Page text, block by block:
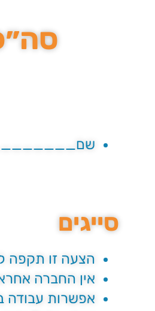
סה״כ
סייגים
הצעה זו תקפה ל 10 ימים
אין החברה
אפשרות עבודה